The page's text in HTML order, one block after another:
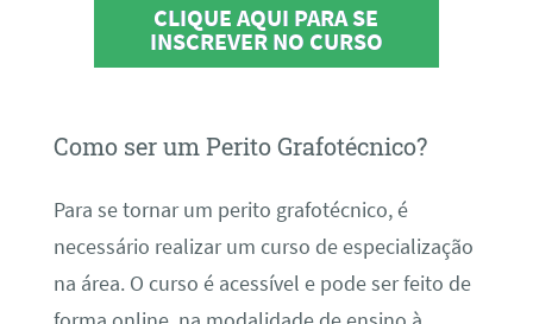
CLIQUE AQUI PARA SE
INSCREVER NO CURSO
Como ser um Perito Grafotécnico?
Para se tornar um perito grafotécnico, é
necessário realizar um curso de especialização
na área. O curso é acessível e pode ser feito de